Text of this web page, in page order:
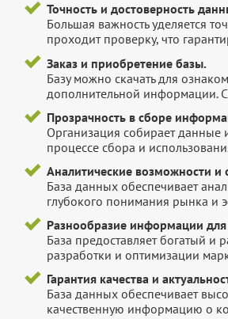
Точность и достоверность
Большая важность уделяется
проходит проверку, что
Заказ и приобретение базы.
Базу можно скачать для
дополнительной информации.
Прозрачность в сборе
Организация собирает данные
процессе сбора и
Аналитические возможности и
База данных обеспечивает
глубокого понимания рынка и
Разнообразие информации для
База предоставляет богатый
разработки и оптимизации
Гарантия качества и
База данных обеспечивает
качественную информацию о